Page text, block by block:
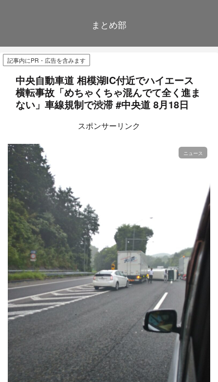
まとめ部
記事内にPR・広告を含みます
中央自動車道 相模湖IC付近でハイエース
横転事故「めちゃくちゃ混んでて全く進ま
ない」車線規制で渋滞 #中央道 8月18日
スポンサーリンク
ニュース